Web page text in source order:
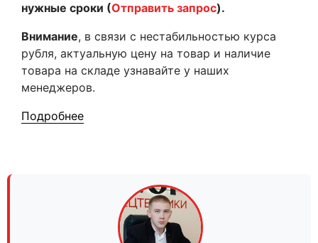
нужные сроки (Отправить запрос).
Внимание, в связи с нестабильностью курса
рубля, актуальную цену на товар и наличие
товара на складе узнавайте у наших
менеджеров.
Подробнее